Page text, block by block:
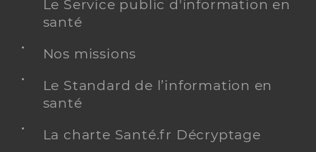
Le Service public d'information en
santé
Nos missions
Le Standard de l’information en
santé
La charte Santé.fr Décryptage